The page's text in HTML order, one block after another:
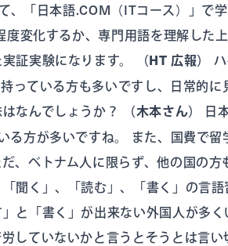
、「日本語.COM（ITコース）」で
度変化するか、専門用語を理解した
証実験になります。
（HT 広報）
っている方も多いですし、日常的
なんでしょうか？
（木本さん）
日
る方が多いですね。 また、国費で
、ベトナム人に限らず、他の国の
聞く」、「読む」、「書く」の言
と「書く」が出来ない外国人が多
していないかと言うとそうとは言い